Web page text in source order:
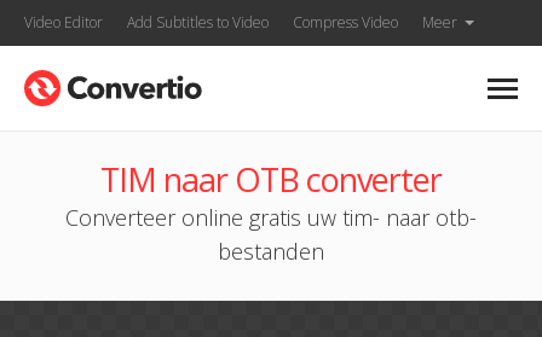
Video Editor Add Subtitles to Video Compress Video Meer
TIM naar OTB converter
Converteer online gratis uw tim- naar otb-
bestanden